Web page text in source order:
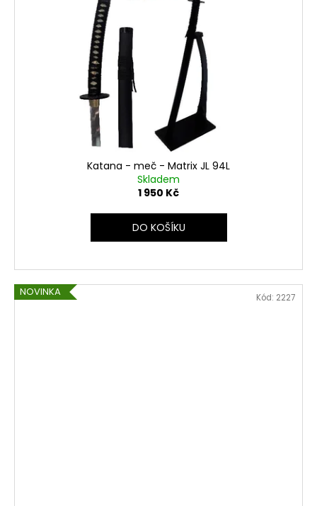
Katana - meč - Matrix JL 94L
Skladem
1 950 Kč
DO KOŠÍKU
NOVINKA Kód: 2227